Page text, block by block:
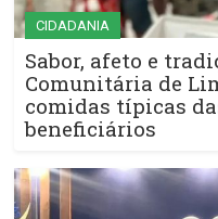
CIDADANIA
Sabor, afeto e
Comunitária de
comidas típicas
beneficiários